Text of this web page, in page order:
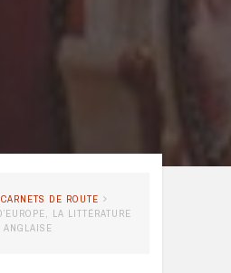
CARNETS DE ROUTE
LA LITTÉRATURE
ANGLAISE